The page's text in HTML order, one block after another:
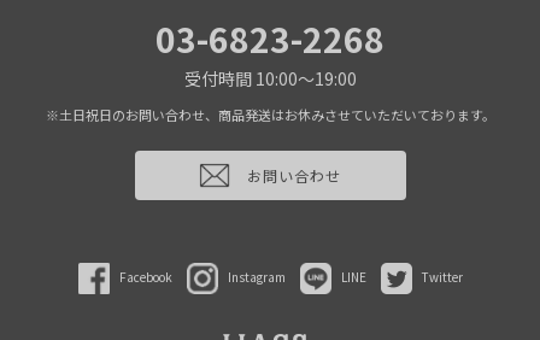
03-6823-2268
受付時間 10:00～19:00
※土日祝日のお問い合わせ、商品発送はお休みさせていただいております。
お問い合わせ
Facebook Instagram LINE Twitter